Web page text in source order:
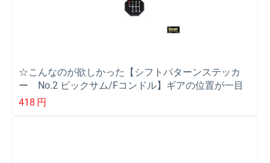
☆こんなのが欲しかった【シフトパターンステッカ
ー No.2 ビックサム/Fコンドル】ギアの位置が一目
で分かる
418 円